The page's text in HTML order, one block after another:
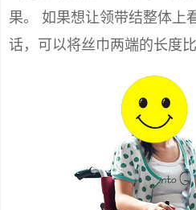
果。 如果想让领带结整体上
话，可以将丝巾两端的长度